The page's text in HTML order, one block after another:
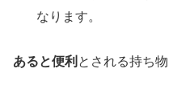
なります。
あると便利 とされる持ち